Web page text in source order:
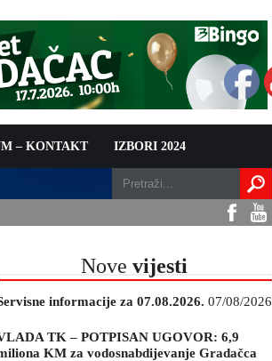
– KONTAKT IZBORI 2024
Nove vijesti
informacije za 07.08.2026. 07/08/2026
TK – POTPISAN UGOVOR: 6,9
KM za vodosnabdijevanje Gradačca